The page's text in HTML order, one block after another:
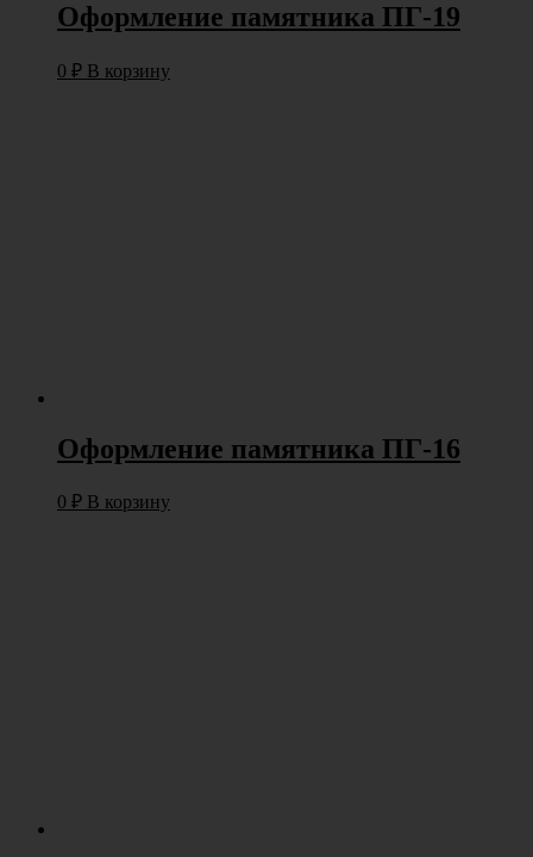
Оформление памятника ПГ-19
0 ₽ В корзину
Оформление памятника ПГ-16
0 ₽ В корзину